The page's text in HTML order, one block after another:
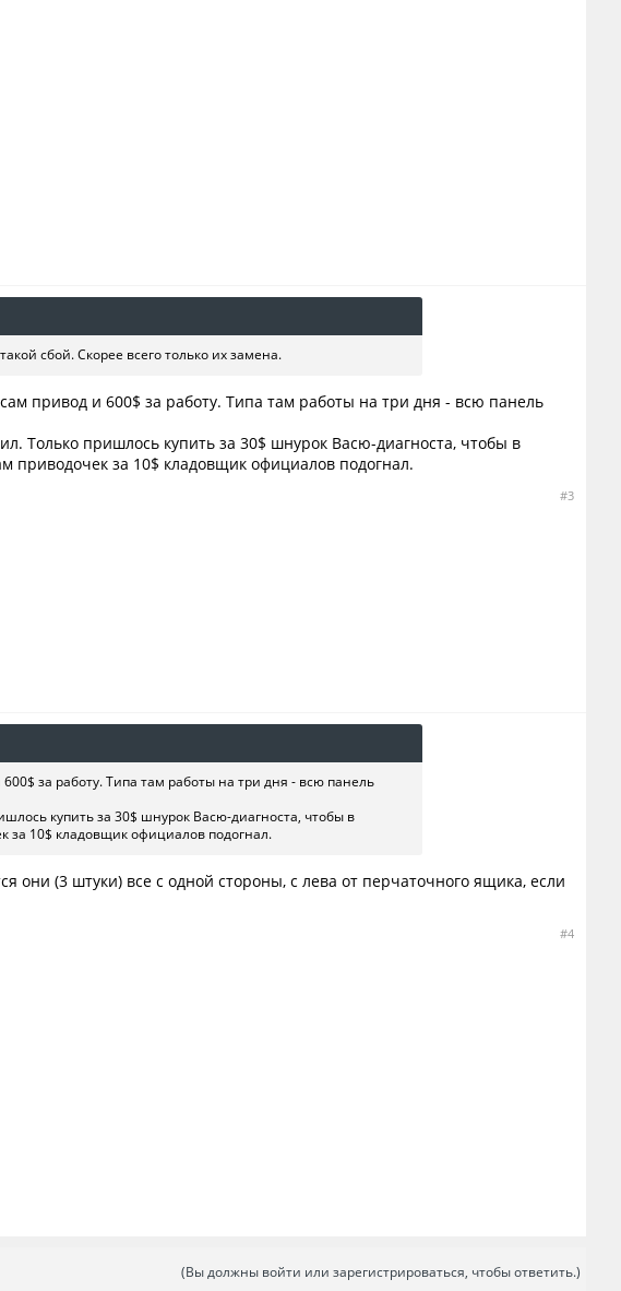
сбой. Скорее всего только их замена.
привод и 600$ за работу. Типа там работы на три дня - всю панель
Только пришлось купить за 30$ шнурок Васю-диагноста, чтобы в
приводочек за 10$ кладовщик официалов подогнал.
#3
за работу. Типа там работы на три дня - всю панель
купить за 30$ шнурок Васю-диагноста, чтобы в
за 10$ кладовщик официалов подогнал.
они (3 штуки) все с одной стороны, с лева от перчаточного ящика, если
#4
(Вы должны войти или зарегистрироваться, чтобы ответить.)